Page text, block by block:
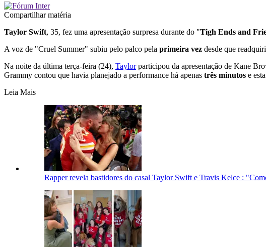
Compartilhar matéria
Taylor Swift, 35, fez uma apresentação surpresa durante do "Tigh Ends and
A voz de "Cruel Summer" subiu pelo palco pela primeira vez desde que
Na noite da última terça-feira (24), Taylorparticipou da apresentação de Kane
Grammy contou que havia planejado a performance há apenas três minutos e
Leia Mais
Rapper revela bastidores do casal Taylor Swift e Travis Kelce :